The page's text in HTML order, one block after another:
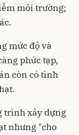
môi trường;
mức độ và
phức tạp,
còn có tình
trình xây dựng
nhưng "cho